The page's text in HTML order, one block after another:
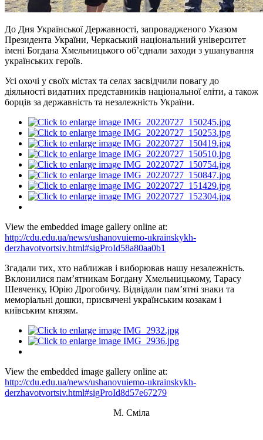
До Дня Української Державності, запровадженого Указом
Президента України, Черкаський національний університет
імені Богдана Хмельницького об’єднали заходи з ушанування
українських героїв.
Усі охочі у своїх містах та селах засвідчили повагу до
діяльності видатних представників національної еліти, а також
борців за державність та незалежність України.
View the embedded image gallery online at:
http://cdu.edu.ua/news/ushanovuiemo-ukrainskykh-
derzhavotvortsiv.html#sigProId58a80aa0b1
Згадали тих, хто наближав і виборював нашу незалежність.
Вклонилися пам’ятникам Богдану Хмельницькому, Тарасу
Шевченку, Юрію Дрогобичу. Відвідали пам’ятні знаки та
меморіальні дошки, присвячені українським козакам і
київським князям.
View the embedded image gallery online at:
http://cdu.edu.ua/news/ushanovuiemo-ukrainskykh-
derzhavotvortsiv.html#sigProId8d57e67279
М. Сміла